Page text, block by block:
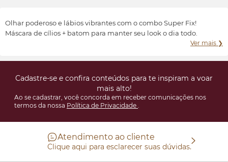
Olhar poderoso e lábios vibrantes com o combo Super Fix!
Máscara de cílios + batom para manter seu look o dia todo.
Ver mais ❯
Cadastre-se e confira conteúdos para te inspiram a voar
mais alto!
Ao se cadastrar, você concorda em receber comunicações nos
termos da nossa Política de Privacidade .
Atendimento ao cliente
Clique aqui para esclarecer suas dúvidas.